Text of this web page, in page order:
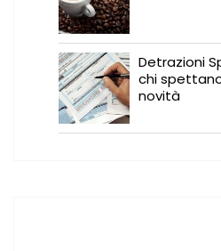
Detrazioni
chi
novità